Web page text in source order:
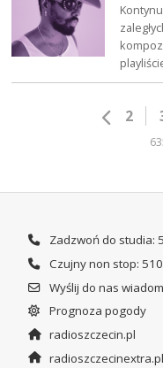
2
Zadzwoń do studia:
Czujny non stop:
Wyślij do nas
Prognoza pogody
radioszczecin.pl
radioszczecinextra.pl